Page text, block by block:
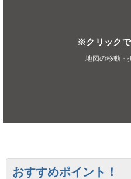
※クリック
地図の移動・
おすすめポイント！